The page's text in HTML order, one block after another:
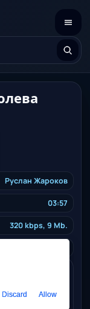
Руслан Жароков
03:57
320 kbps, 9 Mb.
Discard Allow